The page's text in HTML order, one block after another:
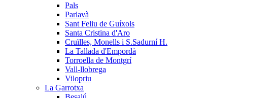
Pals
Parlavà
Sant Feliu de Guíxols
Santa Cristina d'Aro
Cruïlles, Monells i S.Sadurní H.
La Tallada d'Empordà
Torroella de Montgrí
Vall-llobrega
Vilopriu
La Garrotxa